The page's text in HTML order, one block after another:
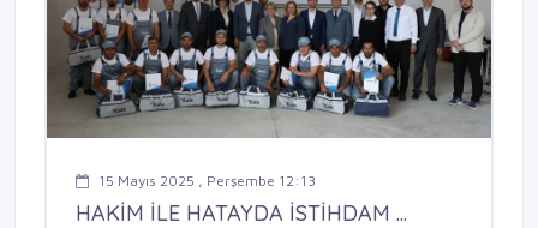
15 Mayıs 2025 , Perşembe 12:13
HAKİM İLE HATAYDA İSTİHDAM ...